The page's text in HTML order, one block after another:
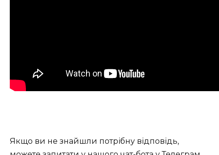
Якщо ви не знайшли потрібну відповідь,